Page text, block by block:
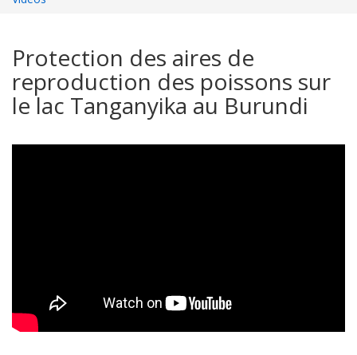
Protection des aires de
reproduction des poissons sur
le lac Tanganyika au Burundi